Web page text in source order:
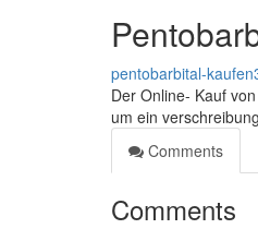
pentobarbital-
Der Online- Kauf
um ein
Comments
Comments